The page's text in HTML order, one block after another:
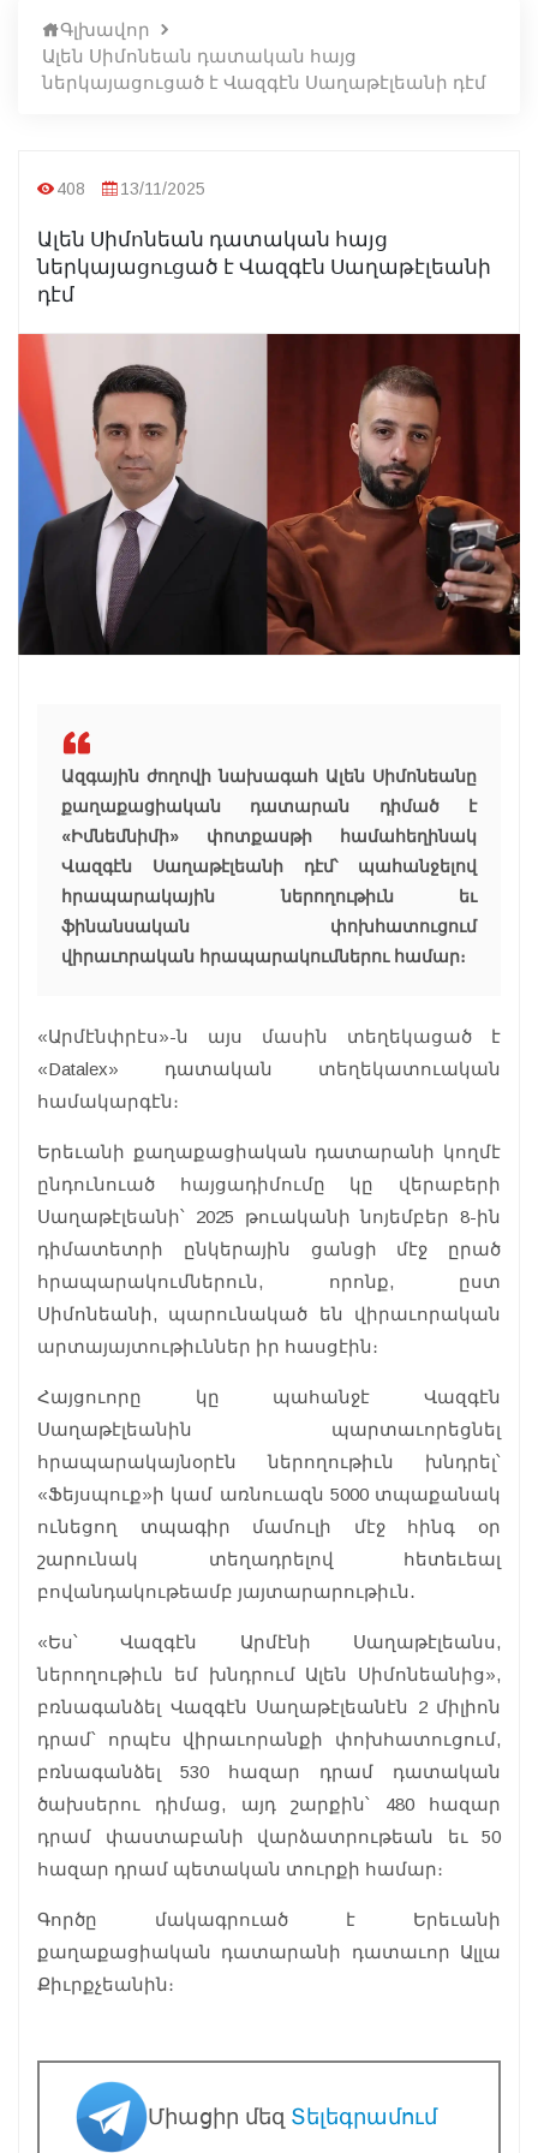
Գլխավոր
Ալեն Սիմոնեան դատական հայց
ներկայացուցած է Վազգէն Սաղաթէլեանի դէմ
408 13/11/2025
Ալեն Սիմոնեան դատական հայց
ներկայացուցած է Վազգէն Սաղաթէլեանի
դէմ
Ազգային ժողովի նախագահ Ալեն Սիմոնեանը
քաղաքացիական դատարան դիմած է
«Իմնեմնիմի» փոտքասթի համահեղինակ
Վազգէն Սաղաթէլեանի դէմ՝ պահանջելով
հրապարակային ներողութիւն եւ
ֆինանսական փոխհատուցում
վիրաւորական հրապարակումներու համար։
«Արմէնփրէս»-ն այս մասին տեղեկացած է
«Datalex» դատական տեղեկատուական
համակարգէն։
Երեւանի քաղաքացիական դատարանի կողմէ
ընդունուած հայցադիմումը կը վերաբերի
Սաղաթէլեանի՝ 2025 թուականի նոյեմբեր 8-ին
դիմատետրի ընկերային ցանցի մէջ ըրած
հրապարակումներուն, որոնք, ըստ
Սիմոնեանի, պարունակած են վիրաւորական
արտայայտութիւններ իր հասցէին։
Հայցուորը կը պահանջէ Վազգէն
Սաղաթէլեանին պարտաւորեցնել
հրապարակայնօրէն ներողութիւն խնդրել՝
«Ֆեյսպուք»ի կամ առնուազն 5000 տպաքանակ
ունեցող տպագիր մամուլի մէջ հինգ օր
շարունակ տեղադրելով հետեւեալ
բովանդակութեամբ յայտարարութիւն․
«Ես՝ Վազգէն Արմէնի Սաղաթէլեանս,
ներողութիւն եմ խնդրում Ալեն Սիմոնեանից»,
բռնագանձել Վազգէն Սաղաթէլեանէն 2 միլիոն
դրամ՝ որպէս վիրաւորանքի փոխհատուցում,
բռնագանձել 530 հազար դրամ դատական
ծախսերու դիմաց, այդ շարքին՝ 480 հազար
դրամ փաստաբանի վարձատրութեան եւ 50
հազար դրամ պետական տուրքի համար։
Գործը մակագրուած է Երեւանի
քաղաքացիական դատարանի դատաւոր Ալլա
Քիւրքչեանին։
Միացիր մեզ Տելեգրամում